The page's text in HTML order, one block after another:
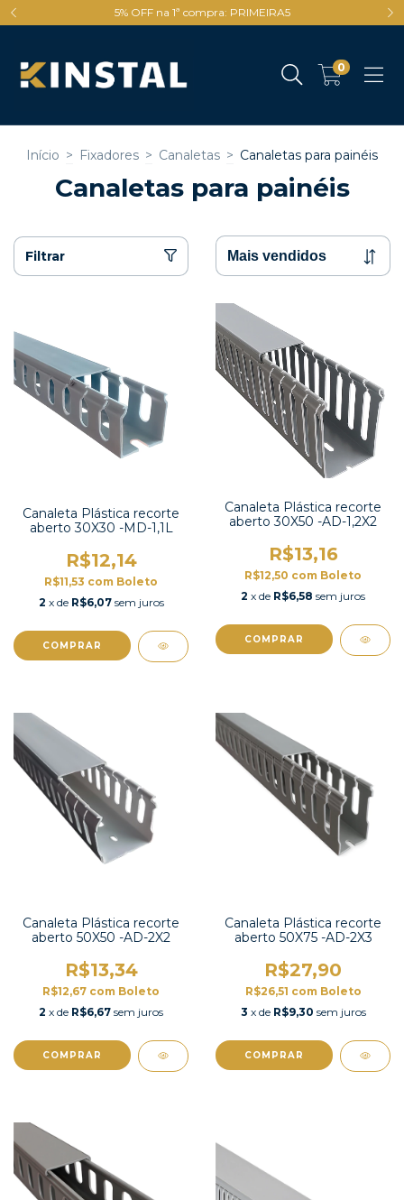
5% OFF na 1ª compra: PRIMEIRA5
0
Início > Fixadores > Canaletas > Canaletas para painéis
Canaletas para painéis
Filtrar
Canaleta Plástica recorte
aberto 30X30 -MD-1,1L
R$12,14
R$11,53 com Boleto
2 x de R$6,07 sem juros
COMPRAR
Canaleta Plástica recorte
aberto 30X50 -AD-1,2X2
R$13,16
R$12,50 com Boleto
2 x de R$6,58 sem juros
COMPRAR
Canaleta Plástica recorte
aberto 50X50 -AD-2X2
R$13,34
R$12,67 com Boleto
2 x de R$6,67 sem juros
COMPRAR
Canaleta Plástica recorte
aberto 50X75 -AD-2X3
R$27,90
R$26,51 com Boleto
3 x de R$9,30 sem juros
COMPRAR